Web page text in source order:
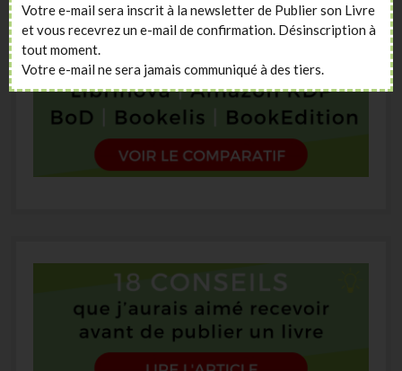
Votre e-mail sera inscrit à la newsletter de Publier son Livre
et vous recevrez un e-mail de confirmation. Désinscription à
tout moment.
Votre e-mail ne sera jamais communiqué à des tiers.